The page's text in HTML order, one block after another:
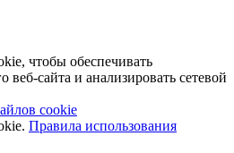
чтобы обеспечивать
сайта и анализировать сетевой
cookie
Правила использования